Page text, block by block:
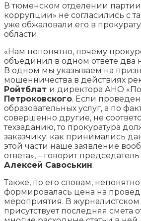
В тюменском отделении
коррупции» не согласились с
уже обжаловали его в
области.
«Нам непонятно, почему
объединил в одном ответе два
В одном мы указываем на
мошенничества в действиях
Ройтблат и директора АНО
Петроковского. Если
образовательных услуг, а по
совершенно другие, не
техзаданию, то прокуратура
заказчику: как принимались
этой части наше заявление
ответа», – говорит
Алексей Савоськин.
Также, по его словам, непонятно
формировалась цена на
мероприятия. В
присутствует последняя смета